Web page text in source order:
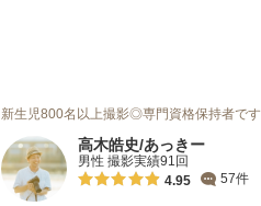
新生児800名以上撮影◎専門資格保持者です
高木皓史/あっきー
男性 撮影実績91回
4.95
57件